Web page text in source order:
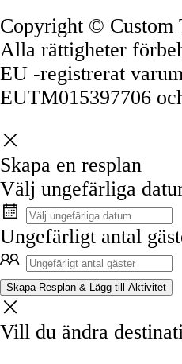
Copyright © Custom
Alla rättigheter
EU -registrerat
EUTM015397706
Skapa en resplan
Välj ungefärliga
Ungefärligt antal
Skapa Resplan & Lägg till Aktivitet
Vill du ändra